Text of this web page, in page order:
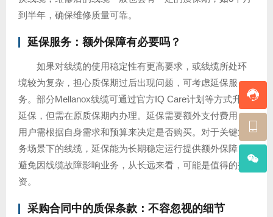
到半年，确保维修质量可靠。
延保服务：额外保障有必要吗？
如果对线缆的使用稳定性有更高要求，或线缆所处环
境较为复杂，担心质保期过后出现问题，可考虑延保服
务。部分Mellanox线缆可通过官方IQ Care计划等方式升级
延保，但需在原质保期内办理。延保需要额外支付费用，
用户需根据自身需求和预算来决定是否购买。对于关键业
务场景下的线缆，延保能为长期稳定运行提供额外保障，
避免因线缆故障影响业务，从长远来看，可能是值得的投
资。
采购合同中的质保条款：不容忽视的细节